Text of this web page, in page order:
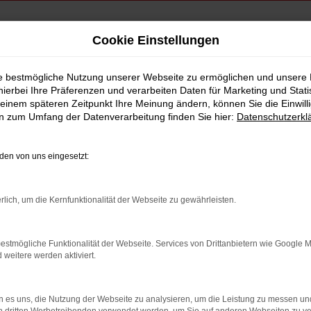
kaufen,
Wahl in Ingolstadt
Dann sind Sie genau richtig im Autohaus Schneider: Wir sind
Kfz-Profis wissen, dass der gute Name des Herstellers für
bis ins kleinste Detail und beseitigt im Bedarfsfall jeden
online und sichern Sie sich einen perfekt ausgestatteten Seat
Cookie Einstellungen
bestmögliche Nutzung unserer Webseite zu ermöglichen und unsere
Ihre Präferenzen und verarbeiten Daten für Marketing und
späteren Zeitpunkt Ihre Meinung ändern, können Sie die
zum Umfang der Datenverarbeitung finden Sie hier:
von uns eingesetzt:
um die Kernfunktionalität der Webseite zu gewährleisten.
Funktionalität der Webseite. Services von Drittanbietern wie Google
weitere werden aktiviert.
es uns, die Nutzung der Webseite zu analysieren, um die Leistung zu messen